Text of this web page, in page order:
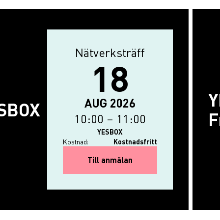
Aktivitetstyp
Nätverksträff
Evenemanget börjar: 18 augusti
The event ends on: 18 augusti
18
AUG 2026
10:00 – 11:00
YESBOX
Kostnad:
Kostnadsfritt
Till anmälanfor INTRO om YESBOX